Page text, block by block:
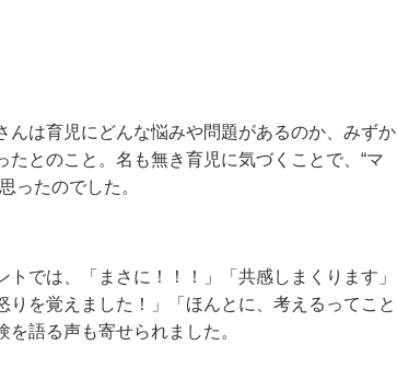
んは育児にどんな悩みや問題があるのか、みずか
とのこと。名も無き育児に気づくことで、“マ
ったのでした。
では、「まさに！！！」「共感しまくります」
りを覚えました！」「ほんとに、考えるってこと
語る声も寄せられました。